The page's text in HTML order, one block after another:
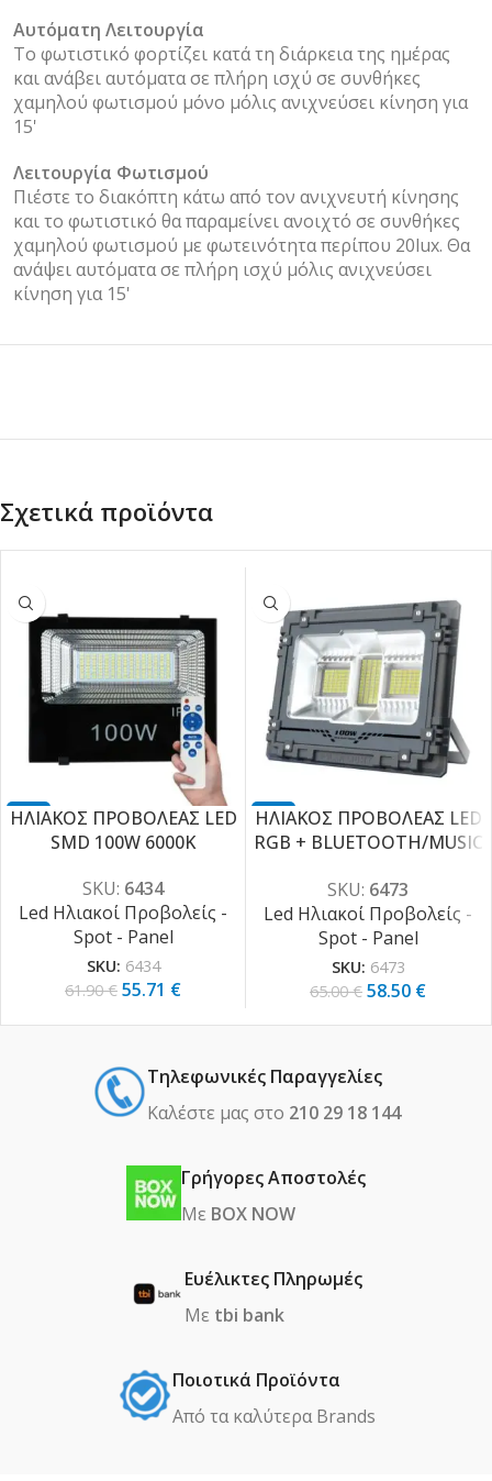
Αυτόματη Λειτουργία
Το φωτιστικό φορτίζει κατά τη διάρκεια της ημέρας
και ανάβει αυτόματα σε πλήρη ισχύ σε συνθήκες
χαμηλού φωτισμού μόνο μόλις ανιχνεύσει κίνηση για
15'
Λειτουργία Φωτισμού
Πιέστε το διακόπτη κάτω από τον ανιχνευτή κίνησης
και το φωτιστικό θα παραμείνει ανοιχτό σε συνθήκες
χαμηλού φωτισμού με φωτεινότητα περίπου 20lux. Θα
ανάψει αυτόματα σε πλήρη ισχύ μόλις ανιχνεύσει
κίνηση για 15'
Σχετικά προϊόντα
-1
0%
ΗΛΙΑΚΟΣ ΠΡΟΒΟΛΕΑΣ LED
SMD 100W 6000K
SKU: 6434
Led Ηλιακοί Προβολείς -
Spot - Panel
SKU: 6434
61.90€ 55.71 €
-1
0%
ΗΛΙΑΚΟΣ ΠΡΟΒΟΛΕΑΣ LED
RGB + BLUETOOTH/MUSIC
SKU: 6473
Led Ηλιακοί Προβολείς -
Spot - Panel
SKU: 6473
65.00€ 58.50 €
Τηλεφωνικές Παραγγελίες
Καλέστε μας στο 210 29 18 144
Γρήγορες Αποστολές
Με BOX NOW
Ευέλικτες Πληρωμές
Με tbi bank
Ποιοτικά Προϊόντα
Από τα καλύτερα Βrands